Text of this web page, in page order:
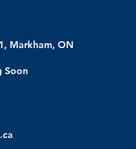
Markham, ON
Soon